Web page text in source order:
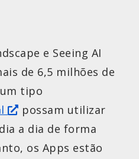
e Seeing AI
de 6,5 milhões de
tipo
possam utilizar
a dia de forma
os Apps estão